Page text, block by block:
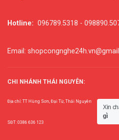
Hotline: 096789.5318 -
Email:
CHI NHÁNH THÁI NGUYÊN:
Địa chỉ: TT Hùng Sơn, Đại Từ, Thái Nguyên
SĐT: 0386 636 123
Xin
gì